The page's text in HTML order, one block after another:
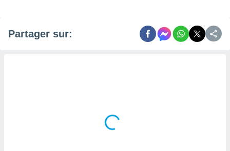
Partager sur: